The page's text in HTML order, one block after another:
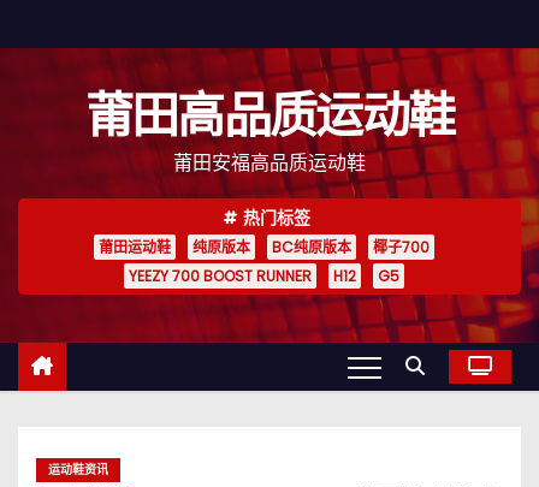
至
莆田高品质运动鞋
莆田安福高品质运动鞋
热门标签
莆田运动鞋 纯原版本 BC纯原版本
椰子700
YEEZY 700 BOOST RUNNER
H12 G5
运动鞋资讯